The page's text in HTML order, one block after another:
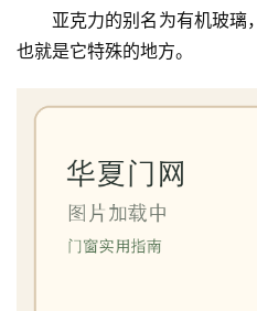
铝
登录
亚克力的别名为有机玻璃
也就是它特殊的地方。